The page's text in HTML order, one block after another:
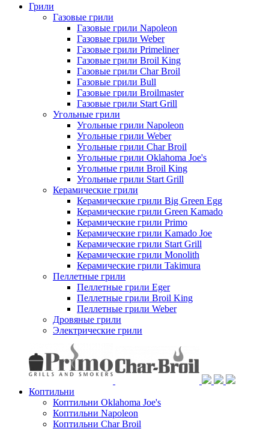
Грили
Газовые грили
Газовые грили Napoleon
Газовые грили Weber
Газовые грили Primeliner
Газовые грили Broil King
Газовые грили Char Broil
Газовые грили Bull
Газовые грили Broilmaster
Газовые грили Start Grill
Угольные грили
Угольные грили Napoleon
Угольные грили Weber
Угольные грили Char Broil
Угольные грили Oklahoma Joe's
Угольные грили Broil King
Угольные грили Start Grill
Керамические грили
Керамические грили Big Green Egg
Керамические грили Green Kamado
Керамические грили Primo
Керамические грили Kamado Joe
Керамические грили Start Grill
Керамические грили Monolith
Керамические грили Takimura
Пеллетные грили
Пеллетные грили Eger
Пеллетные грили Broil King
Пеллетные грили Weber
Дровяные грили
Электрические грили
Коптильни
Коптильни Oklahoma Joe's
Коптильни Napoleon
Коптильни Char Broil